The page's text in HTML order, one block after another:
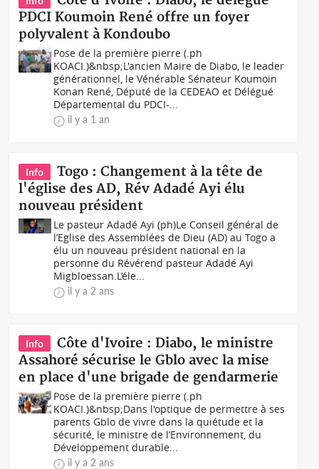
PDCI Koumoin René offre un foyer
polyvalent à Kondoubo
Pose de la première pierre (.ph
KOACI.)&nbsp;L'ancien Maire de Diabo, le leader
générationnel, le Vénérable Sénateur Koumoin
Konan René, Député de la CEDEAO et Délégué
Départemental du PDCI-...
il y a 1 an
Info
Togo : Changement à la tête de
l'église des AD, Rév Adadé Ayi élu
nouveau président
Le pasteur Adadé Ayi (ph)Le Conseil général de
l’Eglise des Assemblées de Dieu (AD) au Togo a
élu un nouveau président national en la
personne du Révérend pasteur Adadé Ayi
Migbloessan.L’éle...
il y a 2 ans
Info
Côte d'Ivoire : Diabo, le ministre
Assahoré sécurise le Gblo avec la mise
en place d'une brigade de gendarmerie
Pose de la première pierre (.ph
KOACI.)&nbsp;Dans l'optique de permettre à ses
parents Gblo de vivre dans la quiétude et la
sécurité, le ministre de l’Environnement, du
Développement durable...
il y a 2 ans